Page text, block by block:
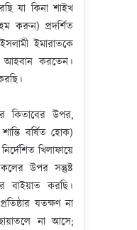
যা কিনা শাইখ
করুন) প্রদর্শিত
ইমারাতকে
আহবান করতেন।
কিতাবের উপর,
বর্ষিত হোক)
খিলাফায়ে
উপর সন্তুষ্ট
করছি।
যতক্ষণ না
না আসে;